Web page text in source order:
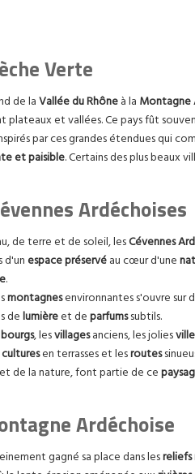
Verte
de laVallée du Rhôneà la Montagne
plateaux et vallées. Ce pays fût
par ces grandes étendues qui
et paisible. Certains des plus beaux
Ardéchoises
de terre et de soleil, lesCévennes
d'unespace préservéau cœur d'une
.
montagnesenvironnantes s'ouvre sur
delumièreet deparfumssubtils.
bourgs, lesvillagesanciens, les jolies
culturesen terrasses et lesroutes
de la nature, font partie de ce
Ardéchoise
gagné sa place dans les